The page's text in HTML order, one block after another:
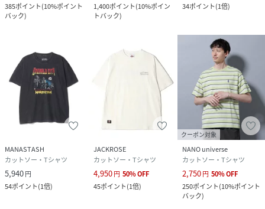
385ポイント(10%ポイント
バック)
1,400ポイント(10%ポイン
トバック)
34ポイント(1倍)
MANASTASH
カットソー・Tシャツ
5,940円
54ポイント(1倍)
JACKROSE
カットソー・Tシャツ
4,950円 50%OFF
45ポイント(1倍)
クーポン対象
NANO universe
カットソー・Tシャツ
2,750円 50%OFF
250ポイント(10%ポイント
バック)